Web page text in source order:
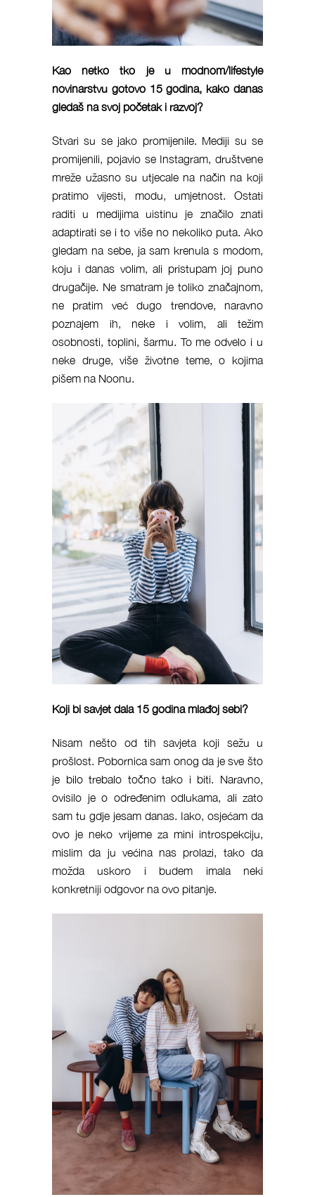
Kao netko tko je u modnom/lifestyle
novinarstvu gotovo 15 godina, kako danas
gledaš na svoj početak i razvoj?
Stvari su se jako promijenile. Mediji su se
promijenili, pojavio se Instagram, društvene
mreže užasno su utjecale na način na koji
pratimo vijesti, modu, umjetnost. Ostati
raditi u medijima uistinu je značilo znati
adaptirati se i to više no nekoliko puta. Ako
gledam na sebe, ja sam krenula s modom,
koju i danas volim, ali pristupam joj puno
drugačije. Ne smatram je toliko značajnom,
ne pratim već dugo trendove, naravno
poznajem ih, neke i volim, ali težim
osobnosti, toplini, šarmu. To me odvelo i u
neke druge, više životne teme, o kojima
pišem na Noonu.
Koji bi savjet dala 15 godina mlađoj sebi?
Nisam nešto od tih savjeta koji sežu u
prošlost. Pobornica sam onog da je sve što
je bilo trebalo točno tako i biti. Naravno,
ovisilo je o određenim odlukama, ali zato
sam tu gdje jesam danas. Iako, osjećam da
ovo je neko vrijeme za mini introspekciju,
mislim da ju većina nas prolazi, tako da
možda uskoro i budem imala neki
konkretniji odgovor na ovo pitanje.